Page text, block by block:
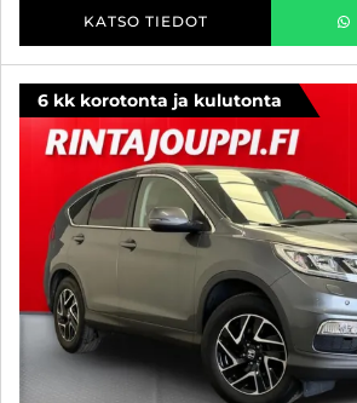
KATSO TIEDOT
6 kk korotonta ja kulutonta